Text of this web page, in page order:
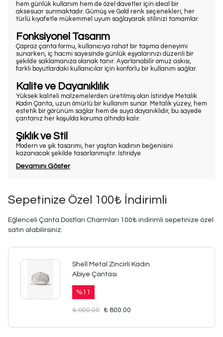
hem günlük kullanım hem de özel davetler için ideal bir
aksesuar sunmaktadır. Gümüş ve Gold renk seçenekleri, her
türlü kıyafetle mükemmel uyum sağlayarak stilinizi tamamlar.
Fonksiyonel Tasarım
Çapraz çanta formu, kullanıcıya rahat bir taşıma deneyimi
sunarken, iç hacmi sayesinde günlük eşyalarınızı düzenli bir
şekilde saklamanıza olanak tanır. Ayarlanabilir omuz askısı,
farklı boyutlardaki kullanıcılar için konforlu bir kullanım sağlar.
Kalite ve Dayanıklılık
Yüksek kaliteli malzemelerden üretilmiş olan İstiridye Metalik
Kadın Çanta, uzun ömürlü bir kullanım sunar. Metalik yüzey, hem
estetik bir görünüm sağlar hem de suya dayanıklıdır, bu sayede
çantanız her koşulda koruma altında kalır.
Şıklık ve Stil
Modern ve şık tasarımı, her yaştan kadının beğenisini
kazanacak şekilde tasarlanmıştır. İstiridye
Devamını Göster
Sepetinize Özel 100₺ İndirimli
Eğlenceli Çanta Dostları Charmları 100₺ indirimli sepetinize özel
satın alabilirsiniz.
Shell Metal Zincirli Kadın
Abiye Çantası
% 11
₺ 900.00 ₺ 800.00